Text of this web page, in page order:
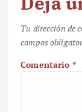
Tu dirección de
campos
Comentario *